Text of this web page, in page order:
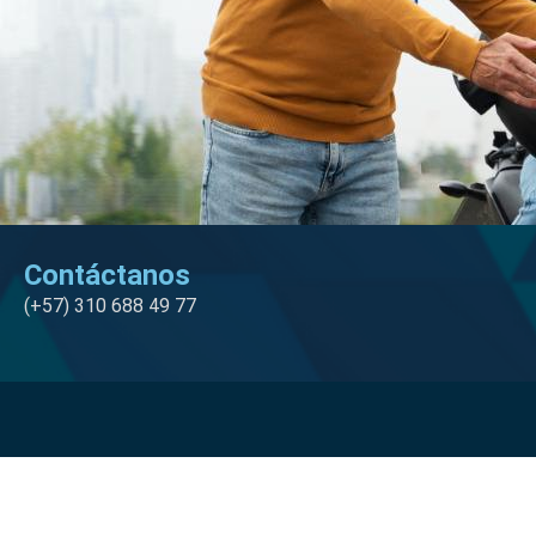
Contáctanos
(+57) 310 688 49 77